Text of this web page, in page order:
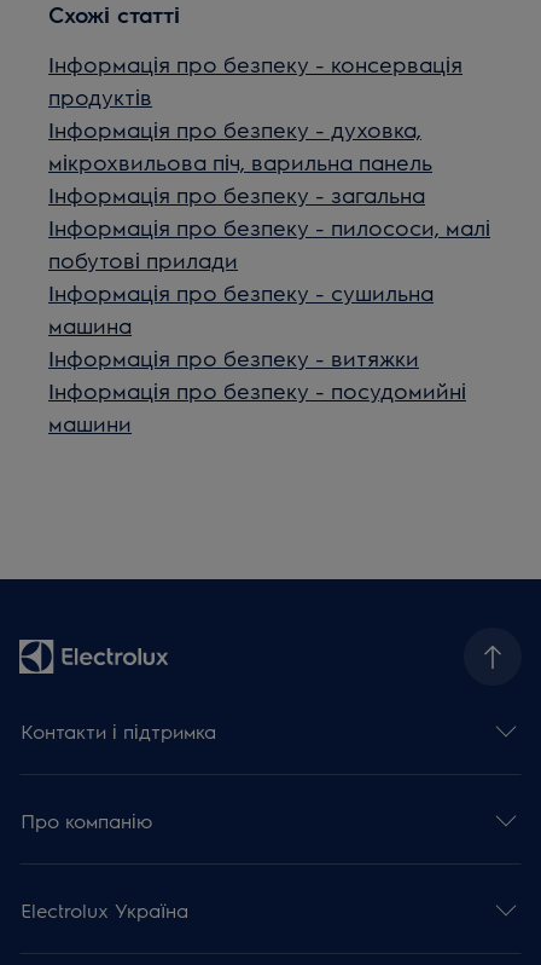
Схожі статті
Інформація про безпеку - консервація
продуктів
Інформація про безпеку - духовка,
мікрохвильова піч, варильна панель
Інформація про безпеку - загальна
Інформація про безпеку - пилососи, малі
побутові прилади
Інформація про безпеку - сушильна
машина
Інформація про безпеку - витяжки
Інформація про безпеку - посудомийні
машини
Контакти і підтримка
Про компанію
Electrolux Україна